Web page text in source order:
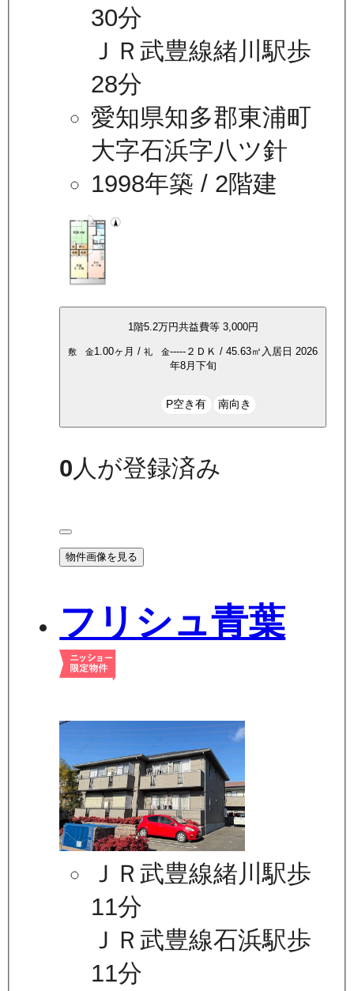
30分
ＪＲ武豊線緒川駅歩
28分
愛知県知多郡東浦町
大字石浜字八ツ針
1998年築 / 2階建
1階5.2万円共益費等 3,000円
敷 金1.00ヶ月 / 礼 金----- ２ＤＫ / 45.63㎡ 入居日 2026
年8月下旬
P空き有 南向き
0人が登録済み
物件画像を見る
フリシュ青葉
ＪＲ武豊線緒川駅歩
11分
ＪＲ武豊線石浜駅歩
11分